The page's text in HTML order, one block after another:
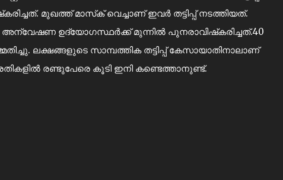
മുഖത്ത് മാസ്‌ക് വെച്ചാണ് ഇവർ തട്ടിപ്പ് നടത്തിയത്.
അന്വേഷണ ഉദ്യോഗസ്ഥർക്ക് മുന്നിൽ പുനരാവിഷ്‌കരിച്ചത്.40
ലക്ഷങ്ങളുടെ സാമ്പത്തിക തട്ടിപ്പ് കേസായാതിനാലാണ്
രണ്ടുപേരെ കൂടി ഇനി കണ്ടെത്താനുണ്ട്.